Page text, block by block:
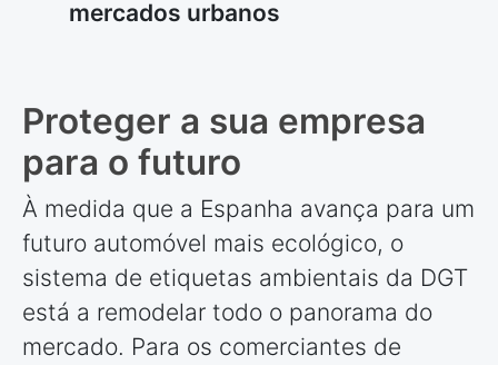
mercados urbanos
Proteger a sua empresa
para o futuro
À medida que a Espanha avança para um
futuro automóvel mais ecológico, o
sistema de etiquetas ambientais da DGT
está a remodelar todo o panorama do
mercado. Para os comerciantes de